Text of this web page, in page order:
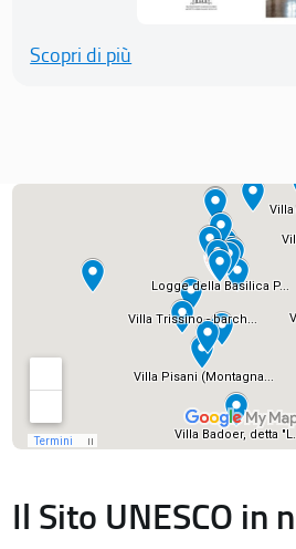
Scopri di più
Il Sito UNESCO in